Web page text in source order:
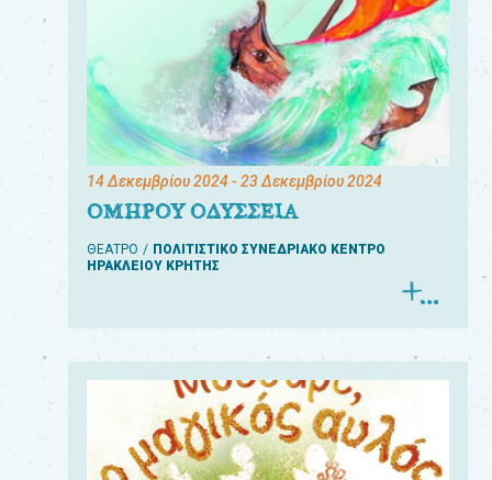
14 Δεκεμβρίου 2024- 23 Δεκεμβρίου 2024
ΟΜΗΡΟΥ ΟΔΥΣΣΕΙΑ
ΘΕΑΤΡΟ
ΠΟΛΙΤΙΣΤΙΚΟ ΣΥΝΕΔΡΙΑΚΟ ΚΕΝΤΡΟ
ΗΡΑΚΛΕΙΟΥ ΚΡΗΤΗΣ